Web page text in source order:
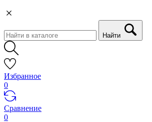
Найти
Избранное
0
Сравнение
0